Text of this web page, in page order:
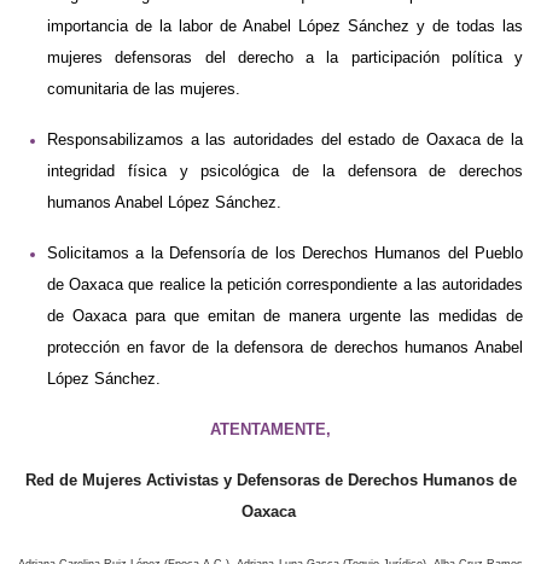
importancia de la labor de Anabel López Sánchez y de todas las
mujeres defensoras del derecho a la participación política y
comunitaria de las mujeres.
Responsabilizamos a las autoridades del estado de Oaxaca de la
integridad física y psicológica de la defensora de derechos
humanos Anabel López Sánchez.
Solicitamos a la Defensoría de los Derechos Humanos del Pueblo
de Oaxaca que realice la petición correspondiente a las autoridades
de Oaxaca para que emitan de manera urgente las medidas de
protección en favor de la defensora de derechos humanos Anabel
López Sánchez.
ATENTAMENTE,
Red de Mujeres Activistas y Defensoras de Derechos Humanos de
Oaxaca